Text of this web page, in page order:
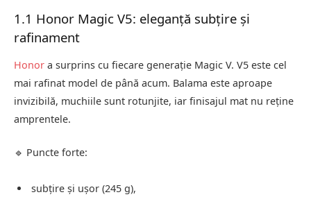
1.1 Honor Magic V5: eleganță subțire și
rafinament
Honor a surprins cu fiecare generație Magic V. V5 este cel
mai rafinat model de până acum. Balama este aproape
invizibilă, muchiile sunt rotunjite, iar finisajul mat nu reține
amprentele.
🔹 Puncte forte:
subțire și ușor (245 g),